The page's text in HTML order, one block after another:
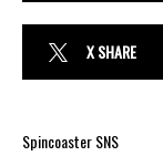
X SHARE
Spincoaster SNS